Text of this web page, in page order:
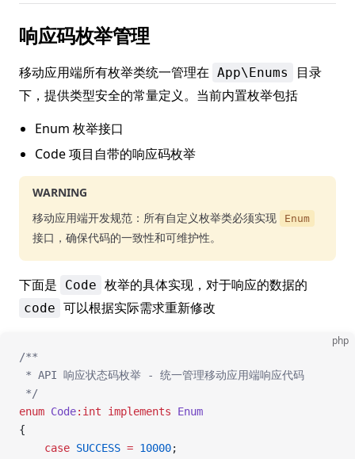
响应码枚举管理
移动应用端所有枚举类统一管理在 App\Enums
目录
下，提供类型安全的常量定义。当前内置枚举包括
Enum 枚举接口
Code 项目自带的响应码枚举
WARNING
移动应用端开发规范：所有自定义枚举类必须实现
Enum
接口，确保代码的一致性和可维护性。
下面是 Code 枚举的具体实现，对于响应的数据的
code 可以根据实际需求重新修改
php
/**
* API 响应状态码枚举 - 统一管理移动应用端响应代码
*/
enum Code:int implements Enum
{
    case
SUCCESS = 10000;